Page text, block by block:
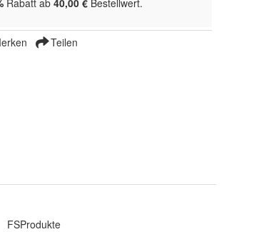
Rabatt ab 40,00 € Bestellwert.
Teilen
FSProdukte